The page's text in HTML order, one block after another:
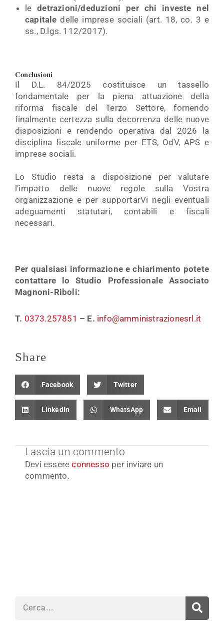
ledetrazioni/deduzioni per chi investe nel
capitale delle imprese sociali (art. 18, co. 3 e
ss., D.lgs. 112/2017).
Conclusioni
Il D.L. 84/2025 costituisce un tassello
fondamentale per la piena attuazione della
riforma fiscale del Terzo Settore, fornendo
finalmente certezza sulla decorrenza delle nuove
disposizioni e rendendo operativa dal 2026 la
disciplina fiscale uniforme per ETS, OdV, APS e
imprese sociali.
Lo Studio resta a disposizione per valutare
l’impatto delle nuove regole sulla Vostra
organizzazione e per supportarVi negli eventuali
adeguamenti statutari, contabili e fiscali
necessari.
Per qualsiasi informazione e chiarimento potete
contattare lo Studio Professionale Associato
Magnoni-Riboli:
T. 0373.257851 – E. info@amministrazionesrl.it
Share
Facebook Twitter
LinkedIn WhatsApp Email
Lascia un commento
Devi essereconnesso per inviare un
commento.